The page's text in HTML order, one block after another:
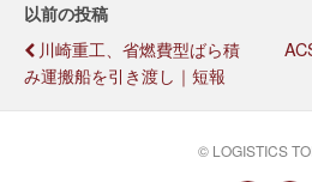
以前の投稿
川崎重工、省燃費型ばら積
み運搬船を引き渡し｜短報
© LOGISTICS